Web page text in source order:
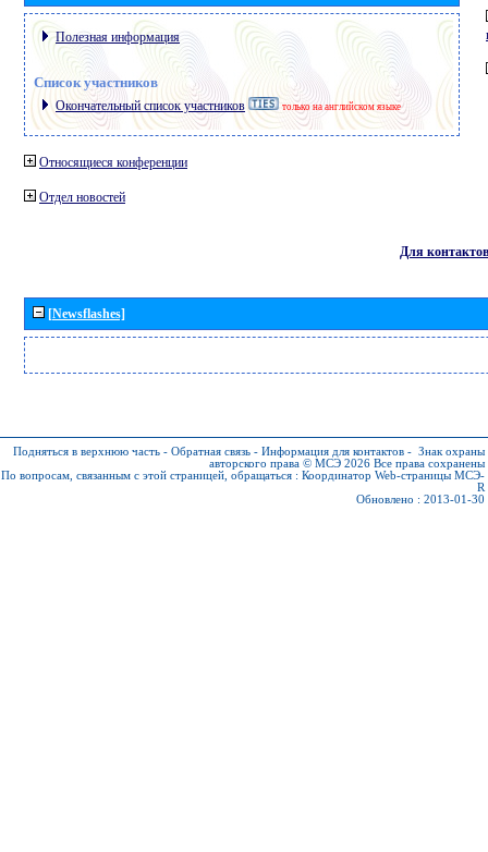
Полезная информация
Список участников
Окончательный список участников только на английском языке
Относящиеся конференции
Отдел новостей
Для контактов
[Newsflashes]
Подняться в верхнюю часть - Обратная связь - Информация для контактов - Знак охраны
авторского права © МСЭ 2026 Все права сохранены
По вопросам, связанным с этой страницей, обращаться : Координатор Web-страницы МСЭ-
R
Обновлено : 2013-01-30